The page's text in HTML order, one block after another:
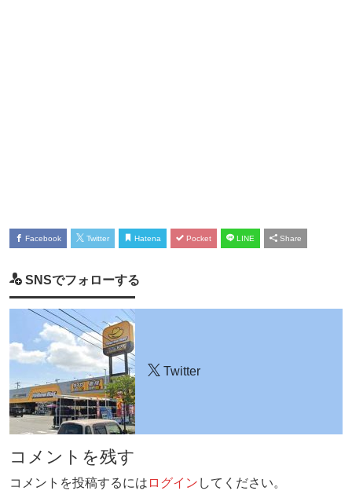
Facebook Twitter Hatena Pocket LINE Share
SNSでフォローする
Twitter
コメントを残す
コメントを投稿するには ログイン してください。